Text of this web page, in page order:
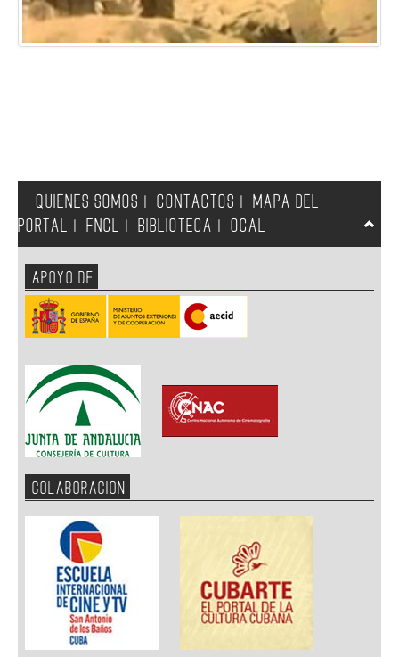
QUIENES SOMOS CONTACTOS
MAPA DEL
PORTAL
FNCL BIBLIOTECA OCAL
APOYO DE
COLABORACION